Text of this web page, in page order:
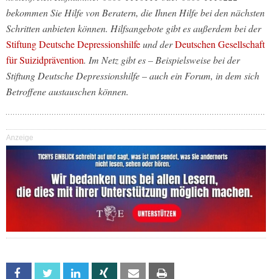
bekommen Sie Hilfe von Beratern, die Ihnen Hilfe bei den nächsten
Schritten anbieten können. Hilfsangebote gibt es außerdem bei der
Stiftung Deutsche Depressionshilfeund derDeutschen Gesellschaft
für Suizidprävention. Im Netz gibt es – Beispielsweise bei der
Stiftung Deutsche Depressionshilfe – auch ein Forum, in dem sich
Betroffene austauschen können.
Anzeige
Facebook Twitter Linkedin Xing Email